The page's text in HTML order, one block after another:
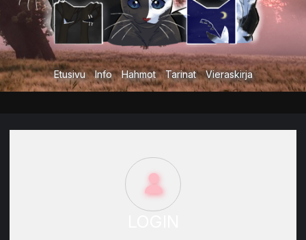
Etusivu Info Hahmot Tarinat Vieraskirja